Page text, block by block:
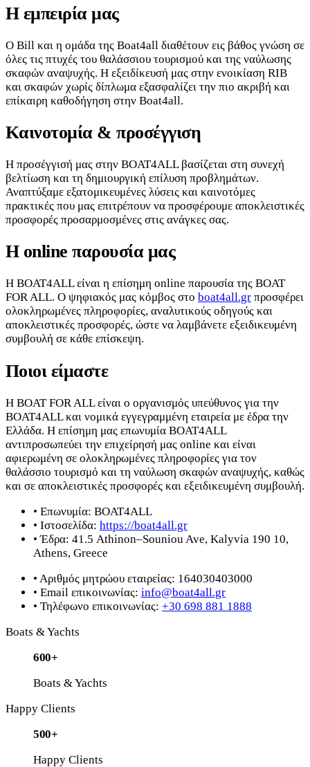
Η εμπειρία μας
Ο Bill και η ομάδα της Boat4all διαθέτουν εις βάθος γνώση σε
όλες τις πτυχές του θαλάσσιου τουρισμού και της ναύλωσης
σκαφών αναψυχής. Η εξειδίκευσή μας στην ενοικίαση RIB
και σκαφών χωρίς δίπλωμα εξασφαλίζει την πιο ακριβή και
επίκαιρη καθοδήγηση στην Boat4all.
Καινοτομία & προσέγγιση
Η προσέγγισή μας στην BOAT4ALL βασίζεται στη συνεχή
βελτίωση και τη δημιουργική επίλυση προβλημάτων.
Αναπτύξαμε εξατομικευμένες λύσεις και καινοτόμες
πρακτικές που μας επιτρέπουν να προσφέρουμε αποκλειστικές
προσφορές προσαρμοσμένες στις ανάγκες σας.
Η online παρουσία μας
Η BOAT4ALL είναι η επίσημη online παρουσία της BOAT
FOR ALL. Ο ψηφιακός μας κόμβος στο boat4all.gr προσφέρει
ολοκληρωμένες πληροφορίες, αναλυτικούς οδηγούς και
αποκλειστικές προσφορές, ώστε να λαμβάνετε εξειδικευμένη
συμβουλή σε κάθε επίσκεψη.
Ποιοι είμαστε
Η BOAT FOR ALL είναι ο οργανισμός υπεύθυνος για την
BOAT4ALL και νομικά εγγεγραμμένη εταιρεία με έδρα την
Ελλάδα. Η επίσημη μας επωνυμία BOAT4ALL
αντιπροσωπεύει την επιχείρησή μας online και είναι
αφιερωμένη σε ολοκληρωμένες πληροφορίες για τον
θαλάσσιο τουρισμό και τη ναύλωση σκαφών αναψυχής, καθώς
και σε αποκλειστικές προσφορές και εξειδικευμένη συμβουλή.
• Επωνυμία: BOAT4ALL
• Ιστοσελίδα: https://boat4all.gr
• Έδρα: 41.5 Athinon–Souniou Ave, Kalyvia 190 10,
Athens, Greece
• Αριθμός μητρώου εταιρείας: 164030403000
• Email επικοινωνίας: info@boat4all.gr
• Τηλέφωνο επικοινωνίας: +30 698 881 1888
Boats & Yachts
600+
Boats & Yachts
Happy Clients
500+
Happy Clients